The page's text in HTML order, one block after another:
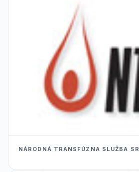
NÁRODNÁ TRANSFÚZNA SLUŽBA SR